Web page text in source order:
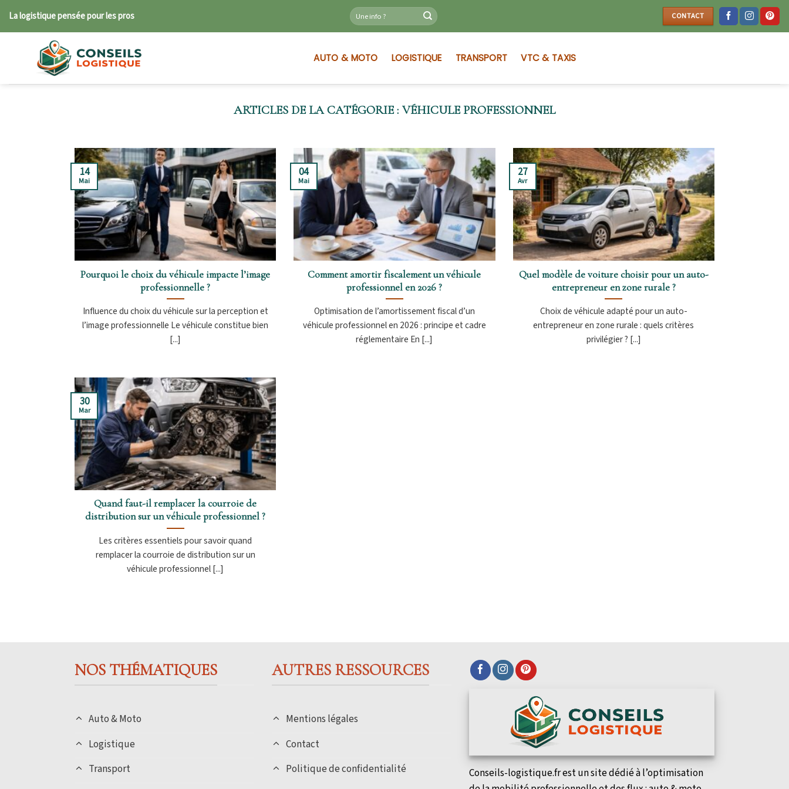
La logistique pensée pour les pros CONTACT
AUTO & MOTO LOGISTIQUE TRANSPORT VTC & TAXIS
VÉHICULE PROFESSIONNEL
Pourquoi le choix du véhicule impacte l’image
professionnelle ?
Influence du choix du véhicule sur la perception et
l’image professionnelle Le véhicule constitue bien
[...]
14
Mai
Comment amortir fiscalement un véhicule
professionnel en 2026 ?
Optimisation de l’amortissement fiscal d’un
véhicule professionnel en 2026 : principe et cadre
réglementaire En [...]
04
Mai
Quel modèle de voiture choisir pour un auto-
entrepreneur en zone rurale ?
Choix de véhicule adapté pour un auto-
entrepreneur en zone rurale : quels critères
privilégier ? [...]
27
Avr
Quand faut-il remplacer la courroie de
distribution sur un véhicule professionnel ?
Les critères essentiels pour savoir quand
remplacer la courroie de distribution sur un
véhicule professionnel [...]
30
Mar
NOS THÉMATIQUES
Auto & Moto
Logistique
Transport
AUTRES RESSOURCES
Mentions légales
Contact
Politique de confidentialité
Conseils-logistique.fr est un site dédié à l’optimisation